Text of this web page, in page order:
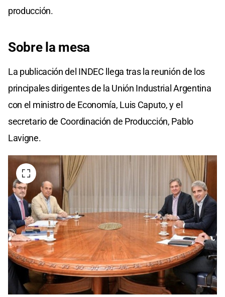
producción.
Sobre la mesa
La publicación del INDEC llega tras la reunión de los
principales dirigentes de la Unión Industrial Argentina
con el ministro de Economía, Luis Caputo, y el
secretario de Coordinación de Producción, Pablo
Lavigne.